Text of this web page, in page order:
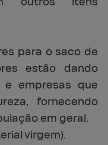
para o saco de
estão dando
e empresas que
fornecendo
em geral.
virgem).